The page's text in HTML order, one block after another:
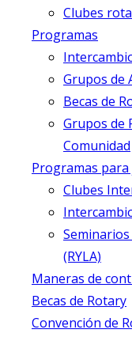
Clubes
Programas
Grupos de
Becas de
Grupos de
Comunidad
Programas para
Clubes
(RYLA)
Maneras de
Becas de Rotary
Convención de